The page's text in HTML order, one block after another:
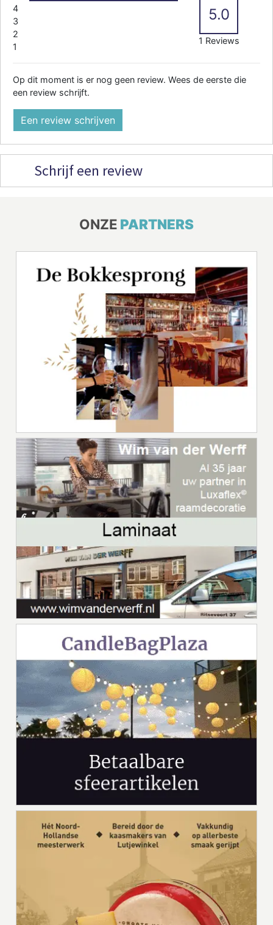
4
3
2
1
5.0
1 Reviews
Op dit moment is er nog geen review. Wees de eerste die
een review schrijft.
Een review schrijven
Schrijf een review
ONZE PARTNERS